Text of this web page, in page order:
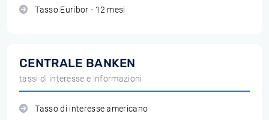
Tasso Euribor - 12 mesi
CENTRALE BANKEN
tassi di interesse e informazioni
Tasso di interesse americano